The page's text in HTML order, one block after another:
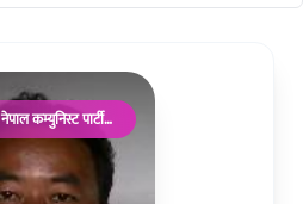
नेपाल कम्युनिस्ट पार्टी
(माओवादी)